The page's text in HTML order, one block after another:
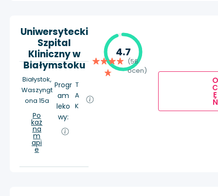
Uniwersytecki
Szpital
Kliniczny w
Białymstoku
Białystok,
Waszyngt
ona 15a
Po
każ
na
m
api
e
Progr
am
leko
wy:
T
A
K
4.7
(56
ocen)
O
C
E
Ń